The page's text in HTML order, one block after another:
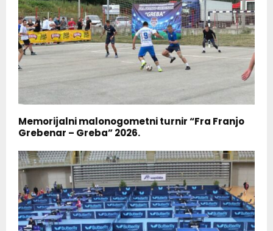
Memorijalni malonogometni turnir “Fra Franjo
Grebenar – Greba” 2026.